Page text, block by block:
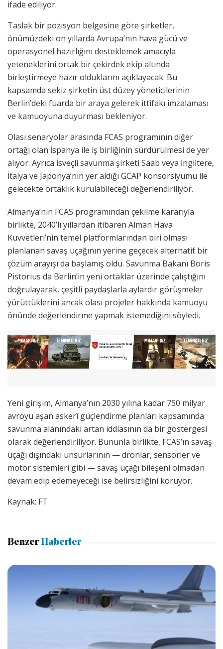
ifade ediliyor.
Taslak bir pozisyon belgesine göre şirketler,
önümüzdeki on yıllarda Avrupa’nın hava gücü ve
operasyonel hazırlığını desteklemek amacıyla
yeteneklerini ortak bir çekirdek ekip altında
birleştirmeye hazır olduklarını açıklayacak. Bu
kapsamda sekiz şirketin üst düzey yöneticilerinin
Berlin’deki fuarda bir araya gelerek ittifakı imzalaması
ve kamuoyuna duyurması bekleniyor.
Olası senaryolar arasında FCAS programının diğer
ortağı olan İspanya ile iş birliğinin sürdürülmesi de yer
alıyor. Ayrıca İsveçli savunma şirketi Saab veya İngiltere,
İtalya ve Japonya’nın yer aldığı GCAP konsorsiyumu ile
gelecekte ortaklık kurulabileceği değerlendiriliyor.
Almanya’nın FCAS programından çekilme kararıyla
birlikte, 2040’lı yıllardan itibaren Alman Hava
Kuvvetleri’nin temel platformlarından biri olması
planlanan savaş uçağının yerine geçecek alternatif bir
çözüm arayışı da başlamış oldu. Savunma Bakanı Boris
Pistorius da Berlin’in yeni ortaklar üzerinde çalıştığını
doğrulayarak, çeşitli paydaşlarla aylardır görüşmeler
yürüttüklerini ancak olası projeler hakkında kamuoyu
önünde değerlendirme yapmak istemediğini söyledi.
Yeni girişim, Almanya’nın 2030 yılına kadar 750 milyar
avroyu aşan askerî güçlendirme planları kapsamında
savunma alanındaki artan iddiasının da bir göstergesi
olarak değerlendiriliyor. Bununla birlikte, FCAS’ın savaş
uçağı dışındaki unsurlarının — dronlar, sensörler ve
motor sistemleri gibi — savaş uçağı bileşeni olmadan
devam edip edemeyeceği ise belirsizliğini koruyor.
Kaynak: FT
Benzer Haberler